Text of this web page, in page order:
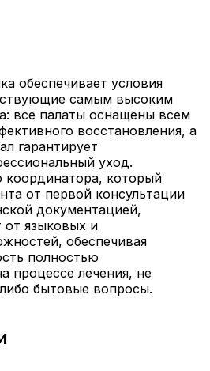
обеспечивает условия
самым высоким
все палаты оснащены всем
восстановления, а
гарантирует
уход.
координатора, который
от первой консультации
документацией,
от языковых и
обеспечивая
полностью
процессе лечения, не
бытовые вопросы.